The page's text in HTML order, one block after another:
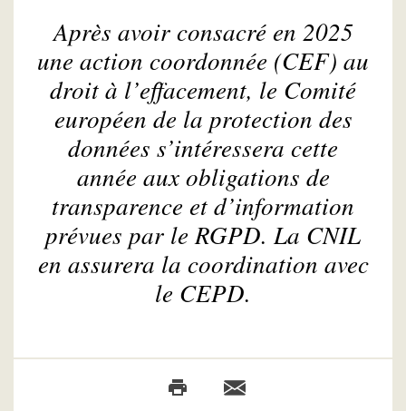
Après avoir consacré en 2025
une action coordonnée (CEF) au
droit à l’effacement, le Comité
européen de la protection des
données s’intéressera cette
année aux obligations de
transparence et d’information
prévues par le RGPD. La CNIL
en assurera la coordination avec
le CEPD.